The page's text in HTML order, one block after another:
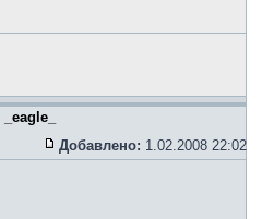
_eagle_
Добавлено: 1.02.2008 22:02